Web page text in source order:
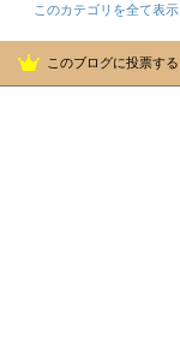
遊戯王高騰まとめ！
暇愚人のblog
このカテゴリを全て表示
このブログに投票する